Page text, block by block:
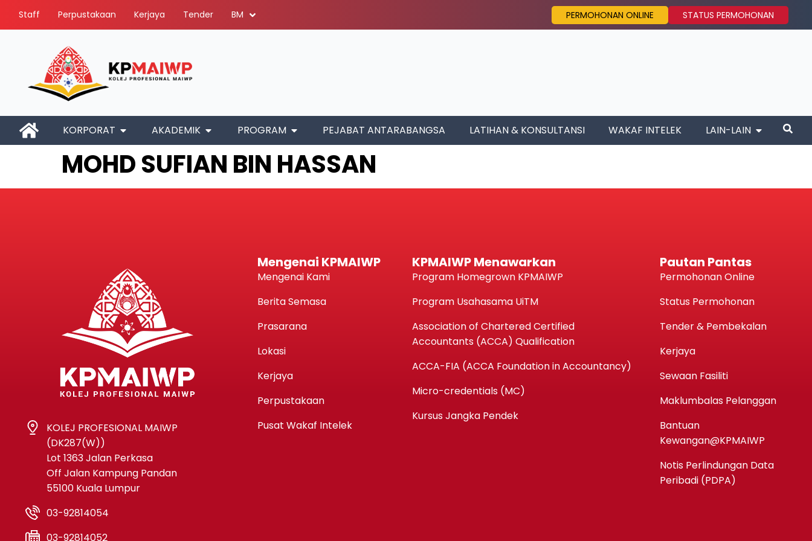
Staff Perpustakaan Kerjaya Tender BM PERMOHONAN ONLINE STATUS PERMOHONAN
KORPORAT AKADEMIK PROGRAM PEJABAT ANTARABANGSA LATIHAN & KONSULTANSI WAKAF INTELEK LAIN-LAIN
MOHD SUFIAN BIN HASSAN
KOLEJ PROFESIONAL MAIWP
(DK287(W))
Lot 1363 Jalan Perkasa
Off Jalan Kampung Pandan
55100 Kuala Lumpur
03-92814054
03-92814052
Mengenai KPMAIWP
Mengenai Kami
Berita Semasa
Prasarana
Lokasi
Kerjaya
Perpustakaan
Pusat Wakaf Intelek
KPMAIWP Menawarkan
Program Homegrown KPMAIWP
Program Usahasama UiTM
Association of Chartered Certified
Accountants (ACCA) Qualification
ACCA-FIA (ACCA Foundation in Accountancy)
Micro-credentials (MC)
Kursus Jangka Pendek
Pautan Pantas
Permohonan Online
Status Permohonan
Tender & Pembekalan
Kerjaya
Sewaan Fasiliti
Maklumbalas Pelanggan
Bantuan
Kewangan@KPMAIWP
Notis Perlindungan Data
Peribadi (PDPA)